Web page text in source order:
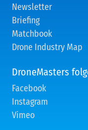
Newsletter
Briefing
Matchbook
Drone Industry Map
DroneMasters
Facebook
Instagram
Vimeo